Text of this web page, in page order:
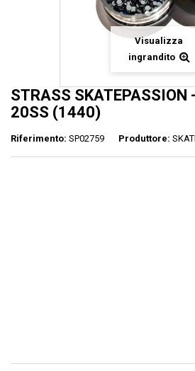
Visualizza
ingrandito
STRASS SKATEPASSION
20SS (1440)
Riferimento: SP02759 Produttore: